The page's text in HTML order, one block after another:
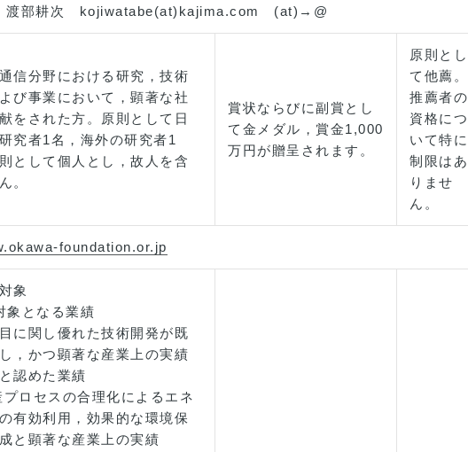
部耕次 kojiwatabe(at)kajima.com (at)→@
信分野における研究，技術
び事業において，顕著な社
をされた方。原則として日
究者1名，海外の研究者1
として個人とし，故人を含
。
賞状ならびに副賞とし
て金メダル，賞金1,000
万円が贈呈されます。
原則とし
て他薦。
推薦者の
資格につ
いて特に
制限はあ
りませ
ん。
foundation.or.jp
象
象となる業績
に関し優れた技術開発が既
，かつ顕著な産業上の実績
認めた業績
ロセスの合理化によるエネ
有効利用，効果的な環境保
と顕著な産業上の実績